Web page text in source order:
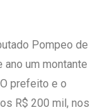
Pompeo de
ano um montante
prefeito e o
R$ 200 mil, nos